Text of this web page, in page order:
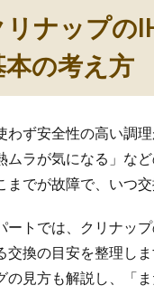
9.1
IH交換の判断軸
リナップの
本の考え方
わず安全性の高い調
ムラが気になる」な
までが故障で、いつ
ートでは、クリナッ
交換の目安を整理し
の見方も解説し、「